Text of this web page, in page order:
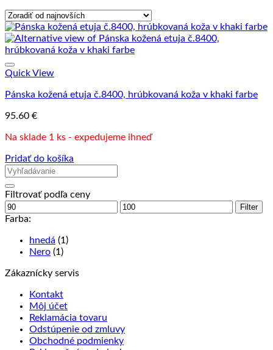
Quick View
Pánska kožená etuja č.8400, hrúbkovaná koža v khaki farbe
95.60 €
Na sklade 1 ks - expedujeme ihneď
Pridať do košíka
Filtrovať podľa ceny
Minimálna
cena
Maximálna
Filter
Farba:
hnedá (1)
Nero (1)
Zákaznícky servis
Kontakt
Môj účet
Reklamácia tovaru
Odstúpenie od zmluvy
Obchodné podmienky